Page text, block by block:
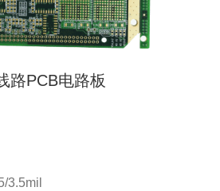
路PCB电路板
3.5mil